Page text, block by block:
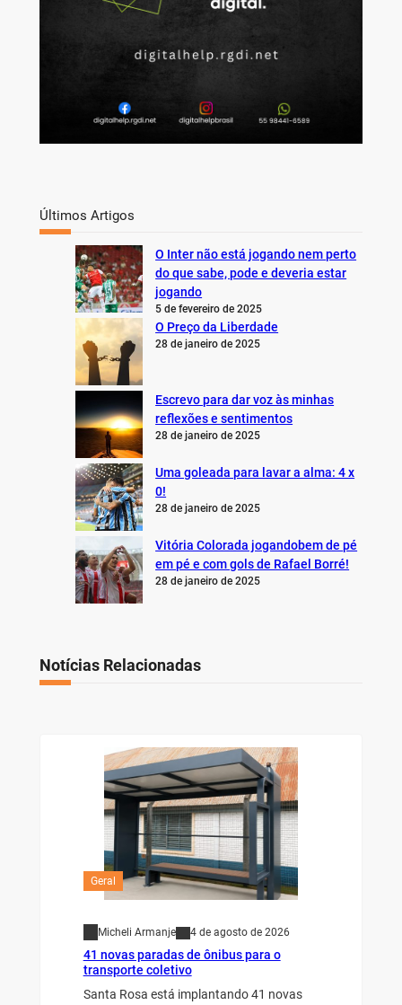
Últimos Artigos
O Inter não está jogando nem perto
do que sabe, pode e deveria estar
jogando
5 de fevereiro de 2025
O Preço da Liberdade
28 de janeiro de 2025
Escrevo para dar voz às minhas
reflexões e sentimentos
28 de janeiro de 2025
Uma goleada para lavar a alma: 4 x
0!
28 de janeiro de 2025
Vitória Colorada jogandobem de pé
em pé e com gols de Rafael Borré!
28 de janeiro de 2025
Notícias Relacionadas
Geral
Micheli Armanje 4 de agosto de 2026
41 novas paradas de ônibus para o
transporte coletivo
Santa Rosa está implantando 41 novas